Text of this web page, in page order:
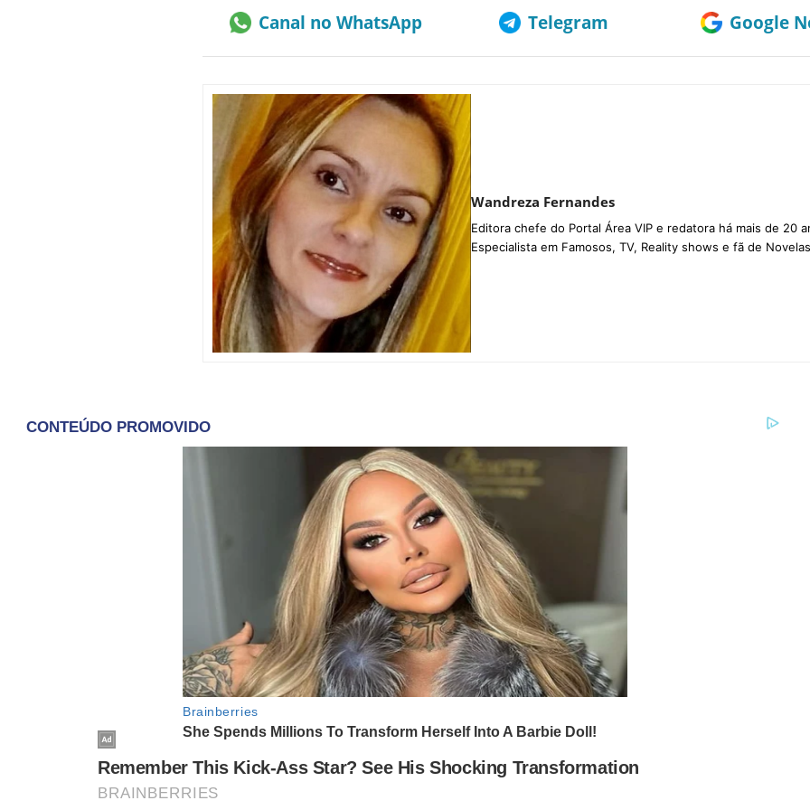
Canal no WhatsApp Telegram Google
Wandreza Fernandes
Editora chefe do Portal Área VIP e redatora há mais de 20
Especialista em Famosos, TV, Reality shows e fã de